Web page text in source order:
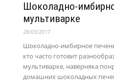
Шоколадно-
мультиварке
28/03/2017
Шоколадно-имбирное
кто часто готовит
мультиварке, наверняка
домашних шоколадных